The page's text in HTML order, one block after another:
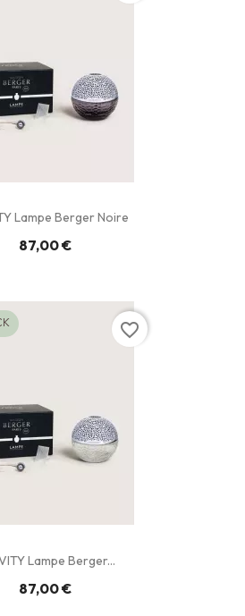
Lampe Berger Noire
87,00 €
Lampe Berger...
87,00 €
favorite_border